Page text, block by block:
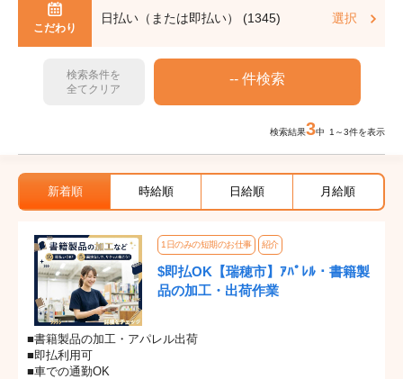
こだわり
日払い（または即払い） (1345) 選択
検索条件を
全てクリア
検索結果3中 1～3件を表示
新着順 時給順 日給順 月給順
1日のみの短期のお仕事 紹介
$即払OK【瑞穂市】ｱﾊﾟﾚﾙ・書籍製
品の加工・出荷作業
■書籍製品の加工・アパレル出荷
■即払利用可
■車での通勤OK